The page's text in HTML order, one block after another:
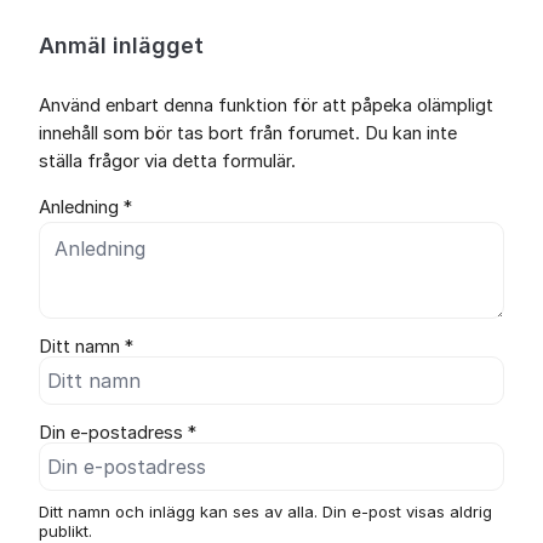
Anmäl inlägget
Använd enbart denna funktion för att påpeka olämpligt
innehåll som bör tas bort från forumet. Du kan inte
ställa frågor via detta formulär.
Anledning *
Ditt namn *
Din e-postadress *
Ditt namn och inlägg kan ses av alla. Din e-post visas aldrig
publikt.